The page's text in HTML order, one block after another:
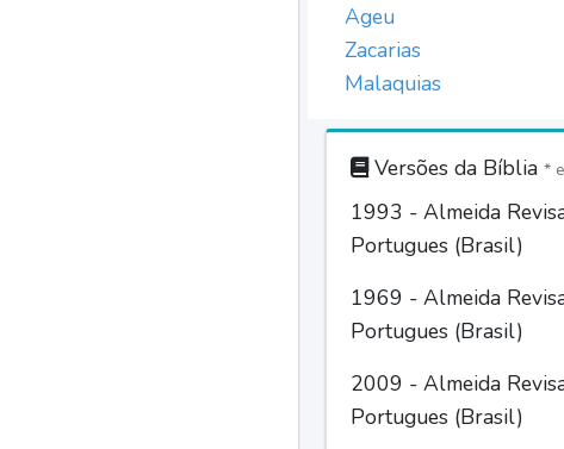
Ageu
Zacarias
Malaquias
Versões da Bíblia *
1993 - Almeida
Portugues (Brasil)
1969 - Almeida
Portugues (Brasil)
2009 - Almeida
Portugues (Brasil)